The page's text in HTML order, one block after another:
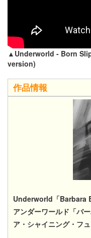
▲Underworld - Born
version)
作品情報
Underworld「Barbara
アンダーワールド「バ
ア・シャイニング・フュ